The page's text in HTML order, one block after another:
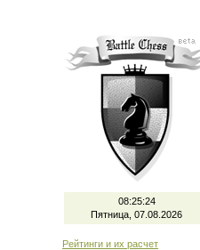
08:25:25
Пятница, 07.08.2026
Рейтинги и их расчет